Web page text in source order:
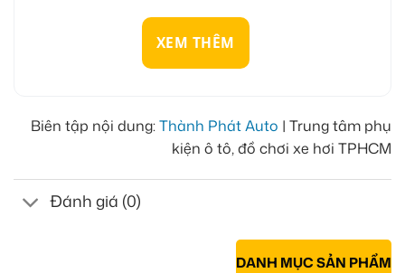
XEM THÊM
Biên tập nội dung:Thành Phát Auto | Trung tâm phụ
kiện ô tô, đồ chơi xe hơi TPHCM
Đánh giá (0)
DANH MỤC SẢN PHẨM